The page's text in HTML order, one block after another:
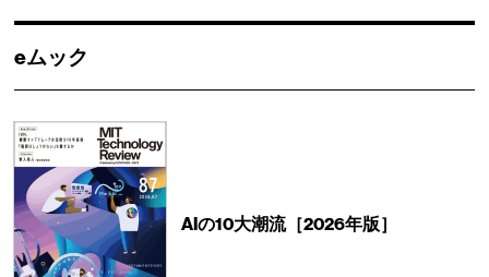
eムック
AIの10大潮流［2026年版］